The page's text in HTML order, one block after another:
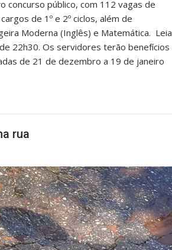
concurso público, com 112 vagas de
de 1º e 2º ciclos, além de
Moderna (Inglês) e Matemática. Leia
22h30. Os servidores terão benefícios
de 21 de dezembro a 19 de janeiro
rua